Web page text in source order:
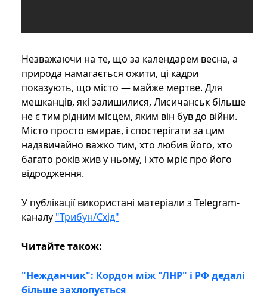
Незважаючи на те, що за календарем весна, а
природа намагається ожити, ці кадри
показують, що місто — майже мертве. Для
мешканців, які залишилися, Лисичанськ більше
не є тим рідним місцем, яким він був до війни.
Місто просто вмирає, і спостерігати за цим
надзвичайно важко тим, хто любив його, хто
багато років жив у ньому, і хто мріє про його
відродження.
У публікації використані матеріали з Telegram-
каналу "Трибун/Схід"
Читайте також:
"Нежданчик": Кордон між "ЛНР" і РФ дедалі
більше захлопується